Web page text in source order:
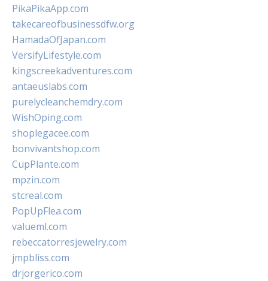
PikaPikaApp.com
takecareofbusinessdfw.org
HamadaOfJapan.com
VersifyLifestyle.com
kingscreekadventures.com
antaeuslabs.com
purelycleanchemdry.com
WishOping.com
shoplegacee.com
bonvivantshop.com
CupPlante.com
mpzin.com
stcreal.com
PopUpFlea.com
valueml.com
rebeccatorresjewelry.com
jmpbliss.com
drjorgerico.com